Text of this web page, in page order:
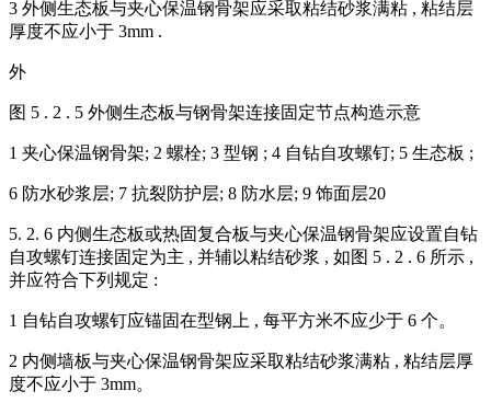
3 外侧生态板与夹心保温钢骨架应采取粘结砂浆满粘 , 粘结层
厚度不应小于 3mm .
外
图 5 . 2 . 5 外侧生态板与钢骨架连接固定节点构造示意
1 夹心保温钢骨架; 2 螺栓; 3 型钢 ; 4 自钻自攻螺钉; 5 生态板 ;
6 防水砂浆层; 7 抗裂防护层; 8 防水层; 9 饰面层20
5. 2. 6 内侧生态板或热固复合板与夹心保温钢骨架应设置自钻
自攻螺钉连接固定为主 , 并辅以粘结砂浆 , 如图 5 . 2 . 6 所示 ,
并应符合下列规定 :
1 自钻自攻螺钉应锚固在型钢上 , 每平方米不应少于 6 个。
2 内侧墙板与夹心保温钢骨架应采取粘结砂浆满粘 , 粘结层厚
度不应小于 3mm。